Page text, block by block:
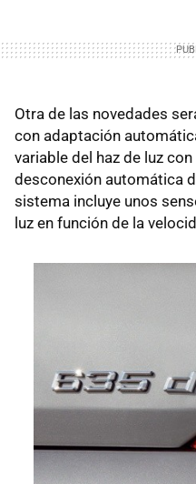
Otra de las novedades
con adaptación
variable del haz de luz
desconexión automática
sistema incluye unos
luz en función de la